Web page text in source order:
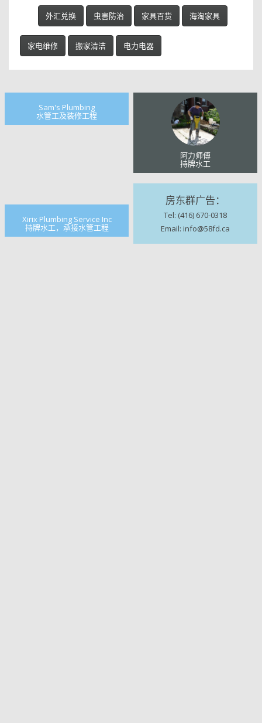
外汇兑换 虫害防治 家具百货 海淘家具
家电维修 搬家清洁 电力电器
Sam's Plumbing
水管工及装修工程
阿力师傅
持牌水工
Xirix Plumbing Service Inc
持牌水工，承接水管工程
房东群广告：
Tel: (416) 670-0318
Email: info@58fd.ca